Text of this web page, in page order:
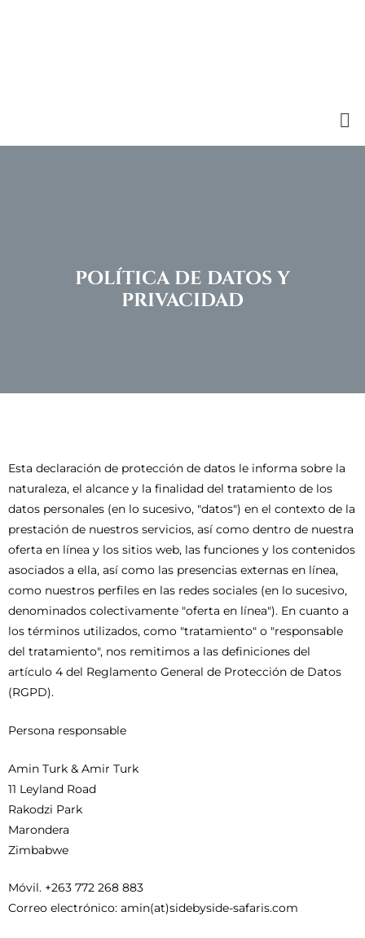
POLÍTICA DE DATOS Y
PRIVACIDAD
Esta declaración de protección de datos le informa sobre la
naturaleza, el alcance y la finalidad del tratamiento de los
datos personales (en lo sucesivo, "datos") en el contexto de la
prestación de nuestros servicios, así como dentro de nuestra
oferta en línea y los sitios web, las funciones y los contenidos
asociados a ella, así como las presencias externas en línea,
como nuestros perfiles en las redes sociales (en lo sucesivo,
denominados colectivamente "oferta en línea"). En cuanto a
los términos utilizados, como "tratamiento" o "responsable
del tratamiento", nos remitimos a las definiciones del
artículo 4 del Reglamento General de Protección de Datos
(RGPD).
Persona responsable
Amin Turk & Amir Turk
11 Leyland Road
Rakodzi Park
Marondera
Zimbabwe
Móvil. +263 772 268 883
Correo electrónico: amin(at)sidebyside-safaris.com